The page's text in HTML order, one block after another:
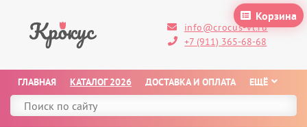
Корзина
info@crocus-vl.ru
+7 (911) 365-68-68
ГЛАВНАЯ КАТАЛОГ 2026 ДОСТАВКА И ОПЛАТА ЕЩЁ